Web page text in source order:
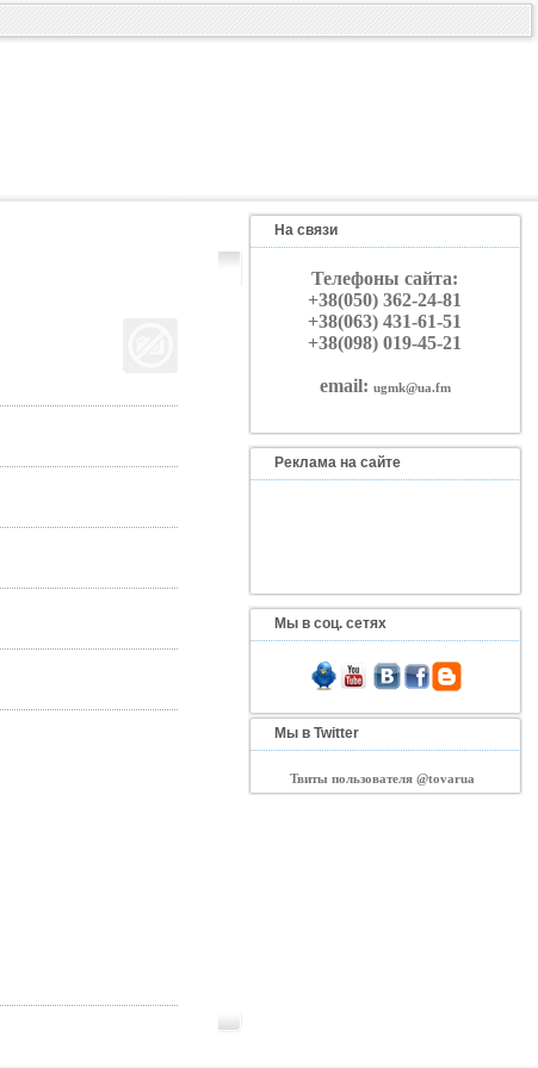
На связи
Телефоны сайта:
+38(050) 362-24-81
+38(063) 431-61-51
+38(098) 019-45-21
email: ugmk@ua.fm
Реклама на сайте
Мы в соц. сетях
Мы в Twitter
Твиты пользователя @tovarua